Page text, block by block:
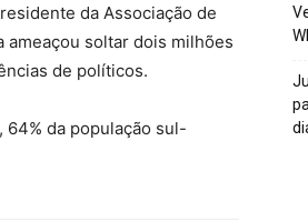
da Associação de
ameaçou soltar dois milhões
de políticos.
64% da população sul-